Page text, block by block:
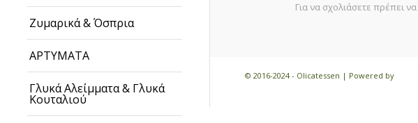
Ζυμαρικά & Όσπρια
ΑΡΤΥΜΑΤΑ
Γλυκά Αλείμματα & Γλυκά
Κουταλιού
Για να σχολιάσετε πρέπει να
© 2016-2024 - Olicatessen | Powered by